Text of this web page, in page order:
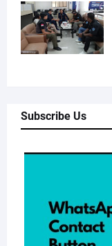
Subscribe Us